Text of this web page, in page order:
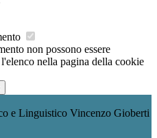
non possono essere
nella pagina della cookie
e Linguistico Vincenzo Gioberti